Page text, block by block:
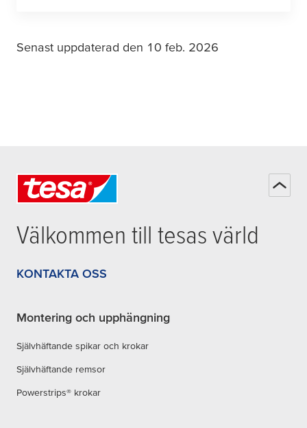
Senast uppdaterad den 10 feb. 2026
Välkommen till tesas värld
KONTAKTA OSS
Montering och upphängning
Självhäftande spikar och krokar
Självhäftande remsor
Powerstrips® krokar